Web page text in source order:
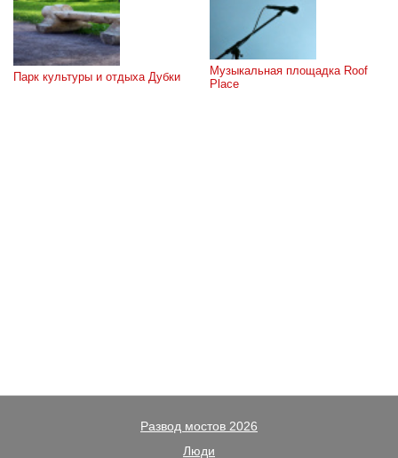
Парк культуры и отдыха Дубки
Музыкальная площадка Roof
Place
Развод мостов 2026
Люди